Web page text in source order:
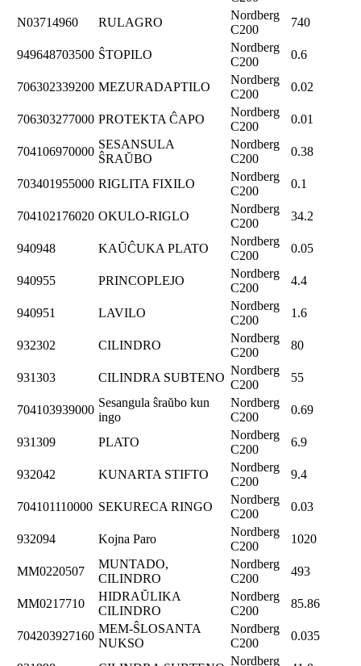
N03714960 RULAGRO
Nordberg
C200
740
949648703500 ŜTOPILO
Nordberg
C200
0.6
706302339200 MEZURADAPTILO
Nordberg
C200
0.02
706303277000 PROTEKTA ĈAPO
Nordberg
C200
0.01
704106970000
SESANSULA
ŜRAŬBO
Nordberg
C200
0.38
703401955000 RIGLITA FIXILO
Nordberg
C200
0.1
704102176020 OKULO-RIGLO
Nordberg
C200
34.2
940948 KAŬĈUKA PLATO
Nordberg
C200
0.05
940955 PRINCOPLEJO
Nordberg
C200
4.4
940951 LAVILO
Nordberg
C200
1.6
932302 CILINDRO
Nordberg
C200
80
931303 CILINDRA SUBTENO
Nordberg
C200
55
704103939000
Sesangula ŝraŭbo kun
ingo
Nordberg
C200
0.69
931309 PLATO
Nordberg
C200
6.9
932042 KUNARTA STIFTO
Nordberg
C200
9.4
704101110000 SEKURECA RINGO
Nordberg
C200
0.03
932094 Kojna Paro
Nordberg
C200
1020
MM0220507
MUNTADO,
CILINDRO
Nordberg
C200
493
MM0217710
HIDRAŬLIKA
CILINDRO
Nordberg
C200
85.86
704203927160
MEM-ŜLOSANTA
NUKSO
Nordberg
C200
0.035
Nordberg